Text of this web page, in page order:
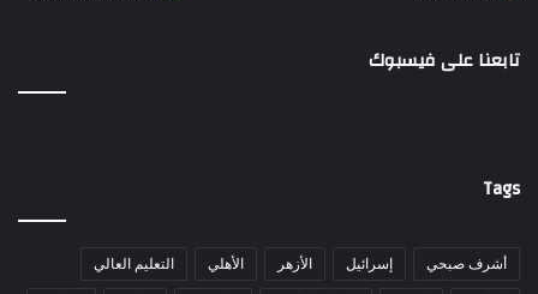
تابعنا على فيسبوك
Tags
أشرف صبحي إسرائيل الأزهر الأهلي التعليم العالي